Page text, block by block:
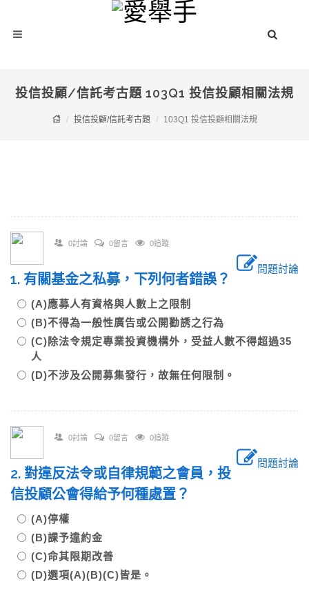
投信投顧/信託考古題 103Q1 投信投顧相關法規
投信投顧/信託考古題 103Q1 投信投顧相關法規
0討論 0留言 0追蹤
問題討論
1. 有關基金之私募，下列何者錯誤？
(A)應募人有資格與人數上之限制
(B)不得為一般性廣告或公開勸誘之行為
(C)除法令規定專業投資機構外，受益人數不得超過35
人
(D)不涉及公開募集發行，故無任何限制。
0討論 0留言 0追蹤
問題討論
2. 對違反法令或自律規範之會員，投
信投顧公會得給予何種處置？
(A)停權
(B)課予違約金
(C)命其限期改善
(D)選項(A)(B)(C)皆是。